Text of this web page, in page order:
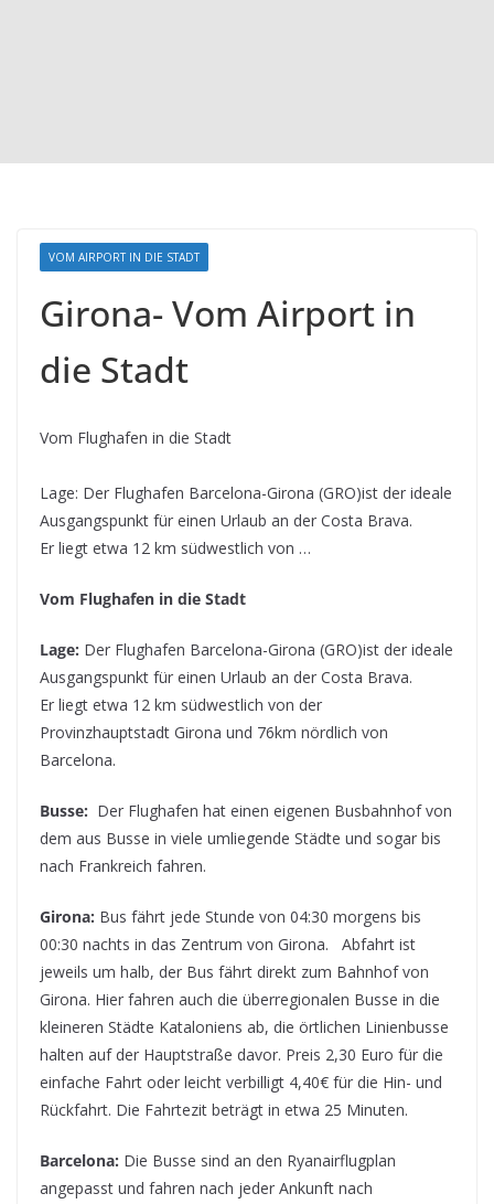
VOM AIRPORT IN DIE STADT
Girona- Vom Airport in
die Stadt
Vom Flughafen in die Stadt
Lage: Der Flughafen Barcelona-Girona (GRO)ist der ideale
Ausgangspunkt für einen Urlaub an der Costa Brava.
Er liegt etwa 12 km südwestlich von …
Vom Flughafen in die Stadt
Lage: Der Flughafen Barcelona-Girona (GRO)ist der ideale
Ausgangspunkt für einen Urlaub an der Costa Brava.
Er liegt etwa 12 km südwestlich von der
Provinzhauptstadt Girona und 76km nördlich von
Barcelona.
Busse: Der Flughafen hat einen eigenen Busbahnhof von
dem aus Busse in viele umliegende Städte und sogar bis
nach Frankreich fahren.
Girona: Bus fährt jede Stunde von 04:30 morgens bis
00:30 nachts in das Zentrum von Girona. Abfahrt ist
jeweils um halb, der Bus fährt direkt zum Bahnhof von
Girona. Hier fahren auch die überregionalen Busse in die
kleineren Städte Kataloniens ab, die örtlichen Linienbusse
halten auf der Hauptstraße davor. Preis 2,30 Euro für die
einfache Fahrt oder leicht verbilligt 4,40€ für die Hin- und
Rückfahrt. Die Fahrtezit beträgt in etwa 25 Minuten.
Barcelona: Die Busse sind an den Ryanairflugplan
angepasst und fahren nach jeder Ankunft nach